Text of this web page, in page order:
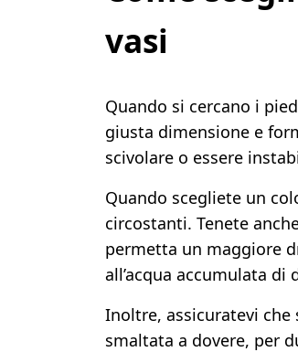
vasi
Quando si cercano i
giusta dimensione e
scivolare o essere
Quando scegliete un
circostanti. Tenete
permetta un maggiore
all’acqua accumulata
Inoltre, assicuratevi che
smaltata a dovere, per